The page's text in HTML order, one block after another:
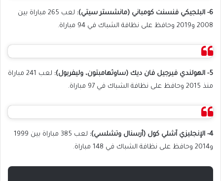
6- البلجيكي فنسنت كومباني (مانشستر سيتي):
لعب 265 مباراة بين
2008 و2019 وحافظ على نظافة الشباك في 94 مباراة.
5- الهولندي فيرجيل فان ديك (ساوثهامبتون، وليفربول):
لعب 241 مباراة
منذ 2015 وحافظ على نظافة الشباك في 97 مباراة.
4- الإنجليزي آشلي كول (أرسنال وتشلسي):
لعب 385 مباراة بين 1999
و2014 وحافظ على نظافة الشباك في 148 مباراة.